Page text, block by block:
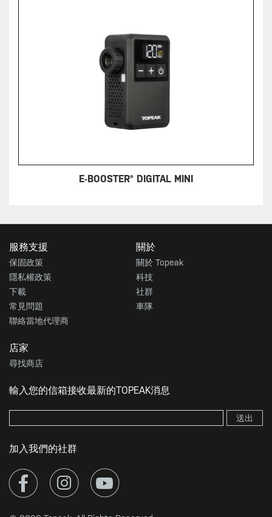
E-BOOSTER® DIGITAL MINI
服務支援
保固政策
隱私權政策
下載
常見問題
聯絡當地代理商
關於
關於 Topeak
科技
社群
車隊
店家
尋找商店
輸入您的信箱接收最新的TOPEAK消息
送出
加入我們的社群